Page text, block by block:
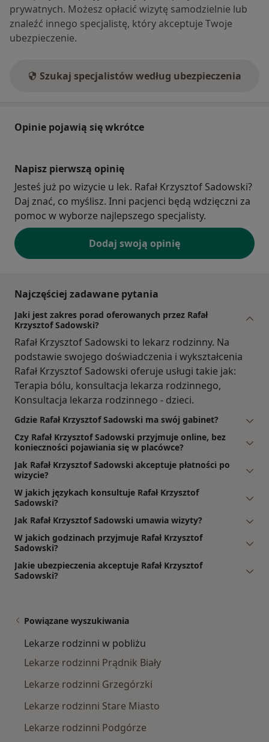
prywatnych. Możesz opłacić wizytę samodzielnie lub
znaleźć innego specjalistę, który akceptuje Twoje
ubezpieczenie.
Szukaj specjalistów według ubezpieczenia
Opinie pojawią się wkrótce
Napisz pierwszą opinię
Jesteś już po wizycie u lek. Rafał Krzysztof Sadowski?
Daj znać, co myślisz. Inni pacjenci będą wdzięczni za
pomoc w wyborze najlepszego specjalisty.
Dodaj swoją opinię
Najczęściej zadawane pytania
Jaki jest zakres porad oferowanych przez Rafał
Krzysztof Sadowski?
Rafał Krzysztof Sadowski to lekarz rodzinny. Na
podstawie swojego doświadczenia i wykształcenia
Rafał Krzysztof Sadowski oferuje usługi takie jak:
Terapia bólu, konsultacja lekarza rodzinnego,
Konsultacja lekarza rodzinnego - dzieci.
Gdzie Rafał Krzysztof Sadowski ma swój gabinet?
Czy Rafał Krzysztof Sadowski przyjmuje online, bez
konieczności pojawiania się w placówce?
Jak Rafał Krzysztof Sadowski akceptuje płatności po
wizycie?
W jakich językach konsultuje Rafał Krzysztof
Sadowski?
Jak Rafał Krzysztof Sadowski umawia wizyty?
W jakich godzinach przyjmuje Rafał Krzysztof
Sadowski?
Jakie ubezpieczenia akceptuje Rafał Krzysztof
Sadowski?
Powiązane wyszukiwania
Lekarze rodzinni w pobliżu
Lekarze rodzinni Prądnik Biały
Lekarze rodzinni Grzegórzki
Lekarze rodzinni Stare Miasto
Lekarze rodzinni Podgórze